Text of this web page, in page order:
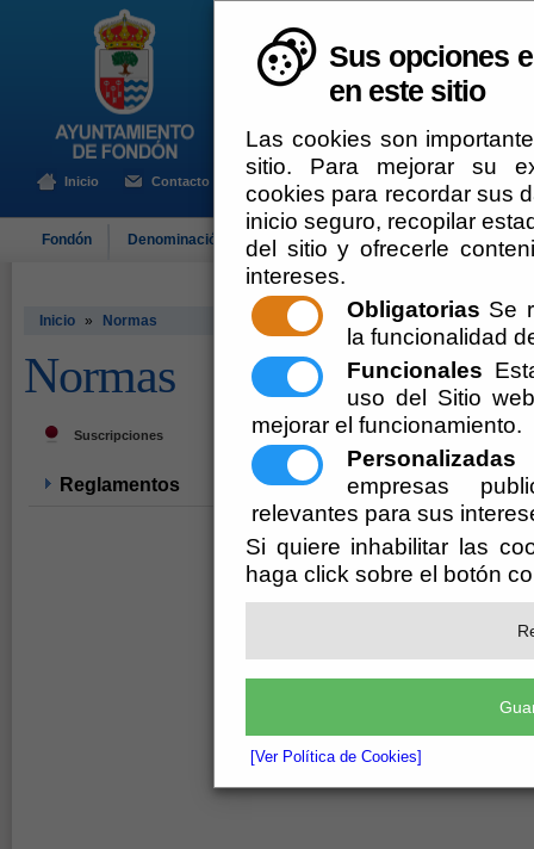
Sus opciones
en este sitio
Las cookies son
sitio. Para mejorar su
cookies para recordar sus
inicio seguro, recopilar
del sitio y ofrecerle
intereses.
Obligatorias Se
la funcionalidad
Funcionales
uso del Sitio
mejorar el funcionamiento.
Personalizadas
empresas
relevantes para sus
Si quiere inhabilitar las
haga click sobre el botón
[Ver Política de Cookies]
Inicio Contacto
Fondón Denominación de Origen El Ayuntamiento Turismo
Inicio » Normas
Normas
Suscripciones
Reglamentos